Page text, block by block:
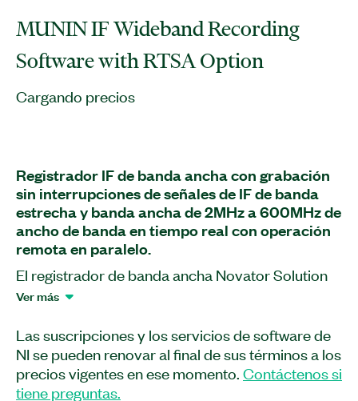
MUNIN IF Wideband Recording
Software with RTSA Option
Cargando precios
Registrador IF de banda ancha con grabación
sin interrupciones de señales de IF de banda
estrecha y banda ancha de 2MHz a 600MHz de
ancho de banda en tiempo real con operación
remota en paralelo.
El registrador de banda ancha Novator Solution
MUNIN 1005-IF es una aplicación autónoma para
estrecha y banda ancha. La función opcional de
monitoreo de espectro en tiempo real (para
entradas IF IBW de 70MHz) combinada con el
gran búfer de adquisición es ideal para capturar
Ver más
Las suscripciones y los servicios de software de
NI se pueden renovar al final de sus términos a los
precios vigentes en ese momento. Contáctenos si
tiene preguntas.